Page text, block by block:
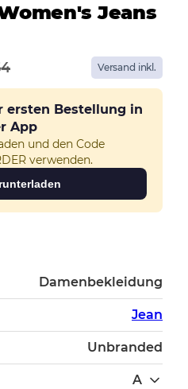
Jeans
Versand inkl.
ersten Bestellung in
App
und den Code
verwenden.
Damenbekleidung
Jean
Unbranded
A